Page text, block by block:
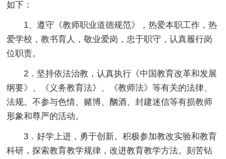
如下：
1、遵守《教师职业道德规范》，热爱本职工作，热
爱学校，教书育人，敬业爱岗，忠于职守，认真履行岗
位职责。
2．坚持依法治教，认真执行《中国教育改革和发展
纲要》、《义务教育法》、《教师法》等有关的法律、
法规。不参与色情、赌博、酗酒、封建迷信等有损教师
形象和尊严的活动。
3．好学上进，勇于创新。积极参加教改实验和教育
科研，探索教育教学规律，改进教育教学方法。刻苦钻